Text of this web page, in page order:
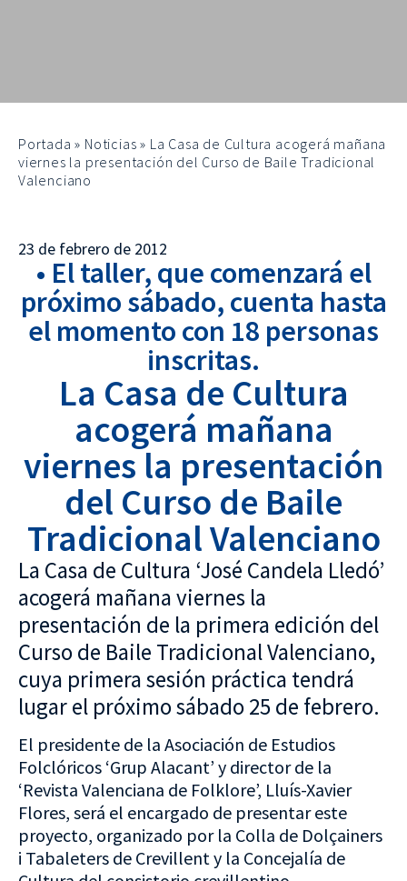
Portada » Noticias » La Casa de Cultura acogerá mañana
viernes la presentación del Curso de Baile Tradicional
Valenciano
23 de febrero de 2012
• El taller, que comenzará el
próximo sábado, cuenta hasta
el momento con 18 personas
inscritas.
La Casa de Cultura
acogerá mañana
viernes la presentación
del Curso de Baile
Tradicional Valenciano
La Casa de Cultura ‘José Candela Lledó’
acogerá mañana viernes la
presentación de la primera edición del
Curso de Baile Tradicional Valenciano,
cuya primera sesión práctica tendrá
lugar el próximo sábado 25 de febrero.
El presidente de la Asociación de Estudios
Folclóricos ‘Grup Alacant’ y director de la
‘Revista Valenciana de Folklore’, Lluís-Xavier
Flores, será el encargado de presentar este
proyecto, organizado por la Colla de Dolçainers
i Tabaleters de Crevillent y la Concejalía de